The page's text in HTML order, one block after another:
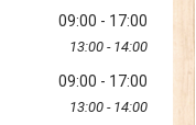
09:00 17:00
13:00 14:00
09:00 17:00
13:00 14:00